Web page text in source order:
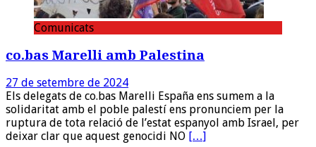
Comunicats
co.bas Marelli amb Palestina
27 de setembre de 2024
Els delegats de co.bas Marelli España ens sumem a la
solidaritat amb el poble palestí ens pronunciem per la
ruptura de tota relació de l’estat espanyol amb Israel, per
deixar clar que aquest genocidi NO […]